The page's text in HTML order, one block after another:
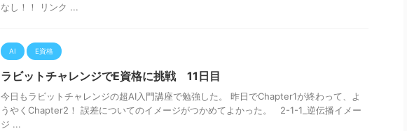
なし！！ リンク ...
AI E資格
ラビットチャレンジでE資格に挑戦 11日目
今日もラビットチャレンジの超AI入門講座で勉強した。 昨日でChapter1が終わって、よ
うやくChapter2！ 誤差についてのイメージがつかめてよかった。 2-1-1_逆伝播イメー
ジ ...